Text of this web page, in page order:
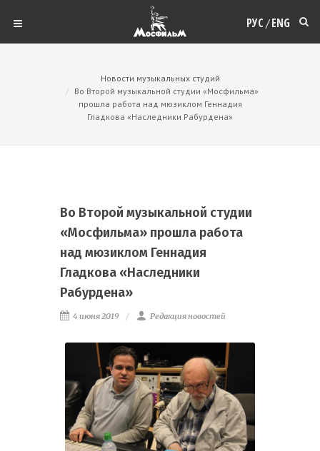
РУС /ENG
Новости музыкальных студий
Во Второй музыкальной студии «Мосфильма»
прошла работа над мюзиклом Геннадия
Гладкова «Наследники Рабурдена»
Во Второй музыкальной студии
«Мосфильма» прошла работа
над мюзиклом Геннадия
Гладкова «Наследники
Рабурдена»
4 июня 2019 Редакция новостей